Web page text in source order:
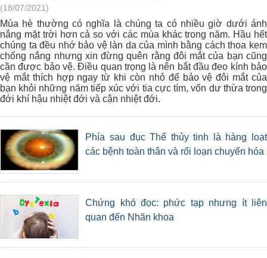
(18/07/2021)
Mùa hè thường có nghĩa là chúng ta có nhiều giờ dưới ánh
nắng mặt trời hơn cả so với các mùa khác trong năm. Hầu hết
chúng ta đều nhớ bảo vệ làn da của mình bằng cách thoa kem
chống nắng nhưng xin đừng quên rằng đôi mắt của bạn cũng
cần được bảo vệ. Điều quan trọng là nên bắt đầu đeo kính bảo
vệ mắt thích hợp ngay từ khi còn nhỏ để bảo vệ đôi mắt của
bạn khỏi những năm tiếp xúc với tia cực tím, vốn dư thừa trong
đới khí hậu nhiệt đới và cận nhiệt đới.
Phía sau đục Thể thủy tinh là hàng loạt
các bệnh toàn thân và rối loạn chuyển hóa
Chứng khó đọc: phức tạp nhưng ít liên
quan đến Nhãn khoa